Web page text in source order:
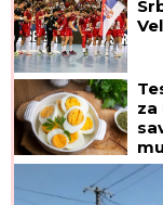
za